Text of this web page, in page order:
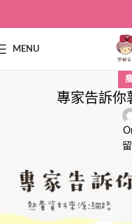
MENU
專家告訴你